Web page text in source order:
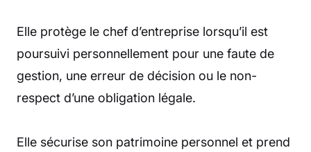
Elle protège le chef d’entreprise lorsqu’il est
poursuivi personnellement pour une faute de
gestion, une erreur de décision ou le non-
respect d’une obligation légale.
Elle sécurise son patrimoine personnel et prend